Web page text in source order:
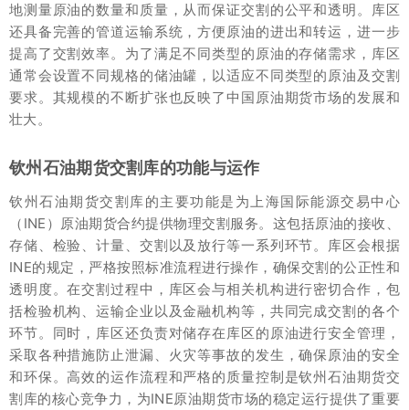
地测量原油的数量和质量，从而保证交割的公平和透明。库区
还具备完善的管道运输系统，方便原油的进出和转运，进一步
提高了交割效率。为了满足不同类型的原油的存储需求，库区
通常会设置不同规格的储油罐，以适应不同类型的原油及交割
要求。其规模的不断扩张也反映了中国原油期货市场的发展和
壮大。
钦州石油期货交割库的功能与运作
钦州石油期货交割库的主要功能是为上海国际能源交易中心
（INE）原油期货合约提供物理交割服务。这包括原油的接收、
存储、检验、计量、交割以及放行等一系列环节。库区会根据
INE的规定，严格按照标准流程进行操作，确保交割的公正性和
透明度。在交割过程中，库区会与相关机构进行密切合作，包
括检验机构、运输企业以及金融机构等，共同完成交割的各个
环节。同时，库区还负责对储存在库区的原油进行安全管理，
采取各种措施防止泄漏、火灾等事故的发生，确保原油的安全
和环保。高效的运作流程和严格的质量控制是钦州石油期货交
割库的核心竞争力，为INE原油期货市场的稳定运行提供了重要